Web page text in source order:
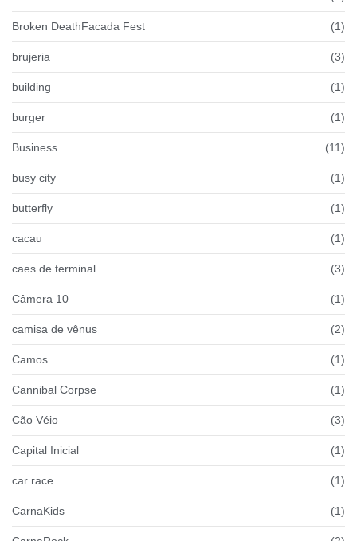
Broken DeathFacada Fest (1)
brujeria (3)
building (1)
burger (1)
Business (11)
busy city (1)
butterfly (1)
cacau (1)
caes de terminal (3)
Câmera 10 (1)
camisa de vênus (2)
Camos (1)
Cannibal Corpse (1)
Cão Véio (3)
Capital Inicial (1)
car race (1)
CarnaKids (1)